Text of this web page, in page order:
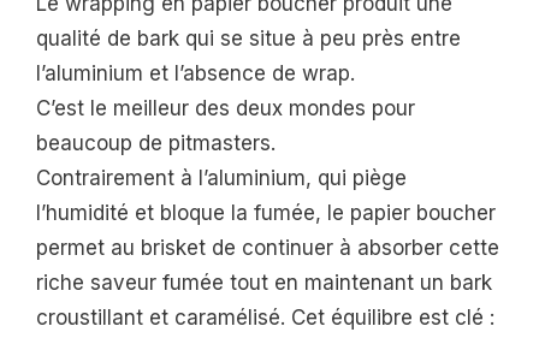
qualité de bark qui se situe à peu près entre
l’aluminium et l’absence de wrap.
C’est le meilleur des deux mondes pour
beaucoup de pitmasters.
Contrairement à l’aluminium, qui piège
l’humidité et bloque la fumée, le papier boucher
permet au brisket de continuer à absorber cette
riche saveur fumée tout en maintenant un bark
croustillant et caramélisé. Cet équilibre est clé :